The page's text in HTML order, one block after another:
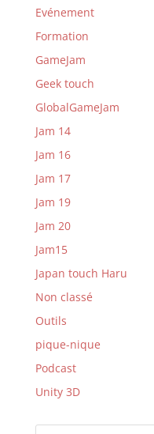
Evénement
Formation
GameJam
Geek touch
GlobalGameJam
Jam 14
Jam 16
Jam 17
Jam 19
Jam 20
Jam15
Japan touch Haru
Non classé
Outils
pique-nique
Podcast
Unity 3D